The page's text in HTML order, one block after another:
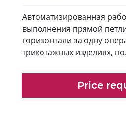
Автоматизированная
выполнения прямой
горизонтали за одну
трикотажных изделиях,
Price